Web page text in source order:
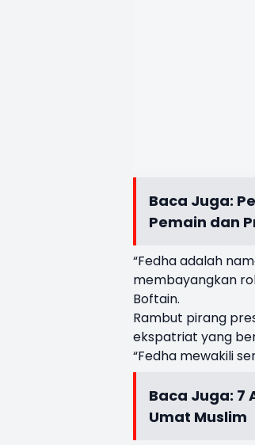
Baca Juga:
Pemain dan
“Fedha adalah
membayangkan
Boftain.
Rambut pirang
ekspatriat yang
“Fedha mewakili
Baca Juga: 7
Umat Muslim